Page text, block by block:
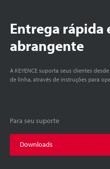
Entrega rápida
abrangente
A KEYENCE suporta seus clientes
de linha, através de instruções para
Para seu suporte
Downloads